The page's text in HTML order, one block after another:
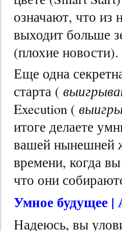
означают, что из
выходит больше
(плохие новости).
Еще одна
старта (
Execution (
итоге делаете
вашей нынешней
времени, когда
что они
Умное будущее |
Надеюсь, вы